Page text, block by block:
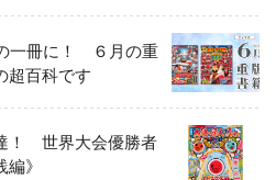
一冊に！ ６月の重
超百科です
！ 世界大会優勝者
》